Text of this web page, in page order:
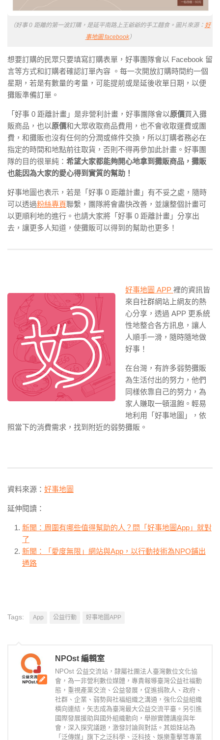
（好事 0 距離的第一波訂購，是延平南路上王爺爺的手工麵食。圖片來源： 好
事地圖 facebook）
想要訂購的民眾只要填寫訂購表單，好事團隊會以 Facebook 留
言等方式和訂購者確認訂單內容 。每一次開放訂購時間約一個
星期，若是有數量的考量，可能提前或是延後收單日期，以便
攤販準備訂單。
「好事 0 距離計畫」是非營利計畫，好事團隊會以原價買入攤
販商品，也以原價和大眾收取商品費用，也不會收取運費或團
費，和攤販也沒有任何的分潤或條件交換，所以訂購者務必在
指定的時間和地點前往取貨，否則 不得再參加此計畫。好事團
隊的目的很單純： 希望大家都能夠開心地拿到攤販商品，攤販
也能因為大家的愛心得到實質的幫助！
好事地圖也表示，若是「好事 0 距離計畫」有不妥之處 ，隨時
可以透過粉絲專頁聯繫，團隊將會盡快改善，並讓整個計畫可
以更順利地的進行。也請大家將「好事 0 距離計畫」 分享出
去，讓更多人知道，使攤販可以得到的幫助也更多！
好事地圖 APP 裡的資訊皆
來自社群網站上網友的熱
心分享，透過 APP 更系統
性地整合各方訊息，讓人
人順手一滑，隨時隨地做
好事！
在台灣，有許多弱勢攤販
為生活付出的努力，他們
同樣依靠自己的努力，為
家人賺取一頓溫飽。輕易
地利用「好事地圖」，依
照當下的消費需求，找到附近的弱勢攤販。
資料來源： 好事地圖
延伸閱讀：
新聞：周圍有哪些值得幫助的人？問「好事地圖App」就對
了
新聞：「愛度無限」網站與App，以行動技術為NPO鋪出
通路
Tags: App 公益行動 好事地圖APP
NPOst 編輯室
NPOst 公益交流站，隸屬社團法人臺灣數位文化協
會，為一非營利數位媒體，專責報導臺灣公益社福動
態，重視產業交流、公益發展，促進捐款人、政府、
社群、企業、弱勢與社福組織之溝通，強化公益組織
橫向連結，矢志成為臺灣最大公益交流平臺。另引進
國際發展援助與國外組織動向，舉辦實體講座與年
會，深入探究議題，激發討論與對話。其姐妹站為
「泛傳媒」旗下之泛科學、泛科技、娛樂重擊等專業